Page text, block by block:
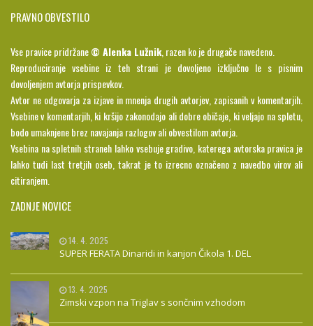
PRAVNO OBVESTILO
Vse pravice pridržane© Alenka Lužnik, razen ko je drugače navedeno.
Reproduciranje vsebine iz teh strani je dovoljeno izključno le s pisnim
dovoljenjem avtorja prispevkov.
Avtor ne odgovarja za izjave in mnenja drugih avtorjev, zapisanih v komentarjih.
Vsebine v komentarjih, ki kršijo zakonodajo ali dobre običaje, ki veljajo na spletu,
bodo umaknjene brez navajanja razlogov ali obvestilom avtorja.
Vsebina na spletnih straneh lahko vsebuje gradivo, katerega avtorska pravica je
lahko tudi last tretjih oseb, takrat je to izrecno označeno z navedbo virov ali
citiranjem.
ZADNJE NOVICE
14. 4. 2025
SUPER FERATA Dinaridi in kanjon Čikola 1. DEL
13. 4. 2025
Zimski vzpon na Triglav s sončnim vzhodom